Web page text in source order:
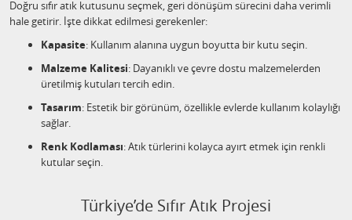
Doğru sıfır atık kutusunu seçmek, geri dönüşüm sürecini daha verimli
hale getirir. İşte dikkat edilmesi gerekenler:
Kapasite: Kullanım alanına uygun boyutta bir kutu seçin.
Malzeme Kalitesi: Dayanıklı ve çevre dostu malzemelerden
üretilmiş kutuları tercih edin.
Tasarım: Estetik bir görünüm, özellikle evlerde kullanım kolaylığı
sağlar.
Renk Kodlaması: Atık türlerini kolayca ayırt etmek için renkli
kutular seçin.
Türkiye’de Sıfır Atık Projesi